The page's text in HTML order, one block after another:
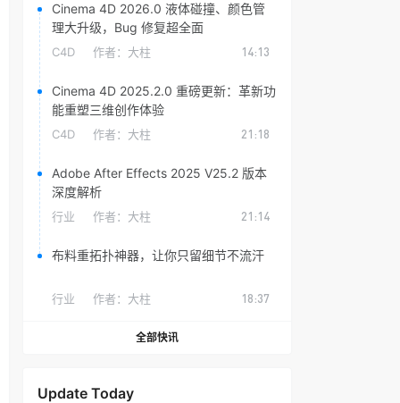
Cinema 4D 2026.0 液体碰撞、颜色管
理大升级，Bug 修复超全面
C4D 作者： 大柱 14:13
Cinema 4D 2025.2.0 重磅更新：革新功
能重塑三维创作体验
C4D 作者： 大柱 21:18
Adobe After Effects 2025 V25.2 版本
深度解析
行业 作者： 大柱 21:14
布料重拓扑神器，让你只留细节不流汗
行业 作者： 大柱 18:37
全部快讯
Update Today